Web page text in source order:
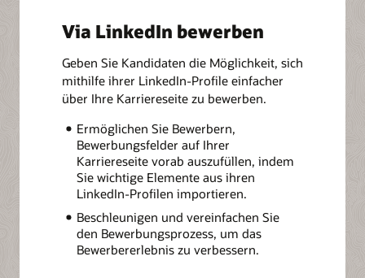
Via LinkedIn bewerben
Geben Sie Kandidaten die Möglichkeit, sich
mithilfe ihrer LinkedIn-Profile einfacher
über Ihre Karriereseite zu bewerben.
Ermöglichen Sie Bewerbern,
Bewerbungsfelder auf Ihrer
Karriereseite vorab auszufüllen, indem
Sie wichtige Elemente aus ihren
LinkedIn-Profilen importieren.
Beschleunigen und vereinfachen Sie
den Bewerbungsprozess, um das
Bewerbererlebnis zu verbessern.